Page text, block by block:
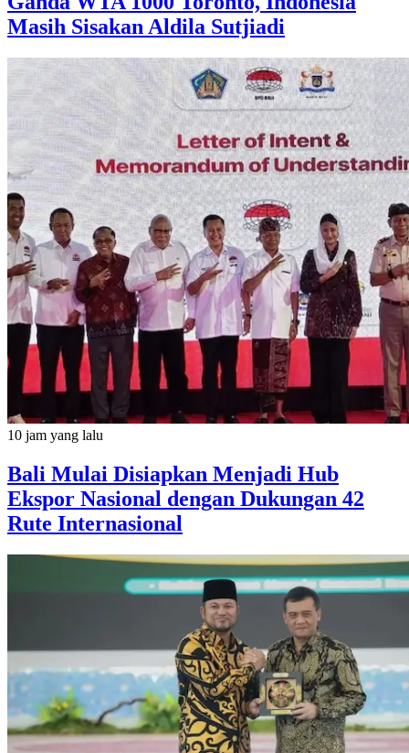
Masih Sisakan Aldila Sutjiadi
10 jam yang lalu
Bali Mulai Disiapkan Menjadi Hub
Ekspor Nasional dengan Dukungan 42
Rute Internasional